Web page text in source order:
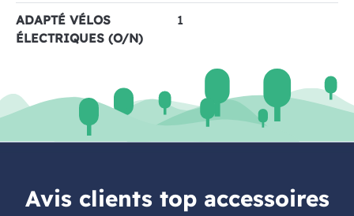
ADAPTÉ VÉLOS
ÉLECTRIQUES (O/N)
1
Avis clients top accessoires